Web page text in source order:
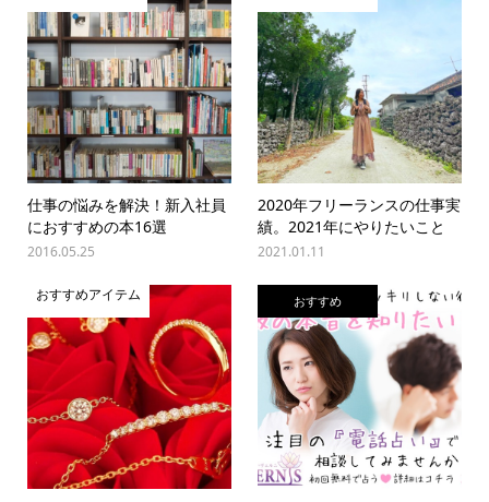
仕事の悩みを解決！新入社員
におすすめの本16選
2016.05.25
2020年フリーランスの仕事実
績。2021年にやりたいこと
2021.01.11
おすすめアイテム おすすめ